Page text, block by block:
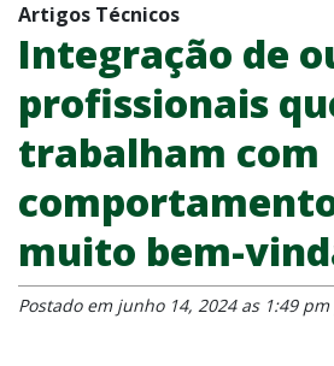
Artigos Técnicos
Integração de
profissionais
trabalham com
muito bem-
Postado em junho 14, 2024 as 1:49